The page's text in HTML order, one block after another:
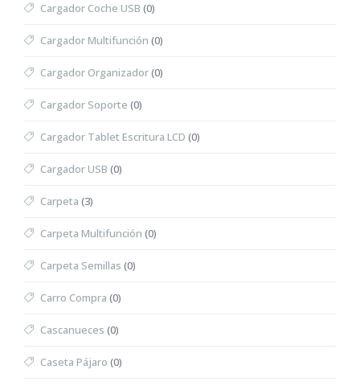
Cargador Coche USB (0)
Cargador Multifunción (0)
Cargador Organizador(0)
Cargador Soporte (0)
Cargador Tablet Escritura LCD (0)
Cargador USB (0)
Carpeta (3)
Carpeta Multifunción (0)
Carpeta Semillas (0)
Carro Compra (0)
Cascanueces (0)
Caseta Pájaro (0)